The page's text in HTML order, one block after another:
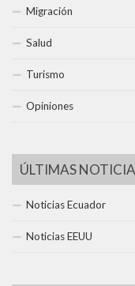
Migración
Salud
Turismo
Opiniones
ÚLTIMAS
Noticias Ecuador
Noticias EEUU